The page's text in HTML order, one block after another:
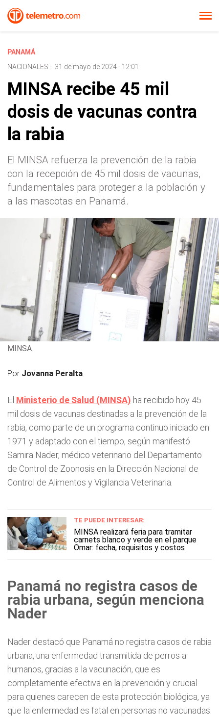
PANAMÁ
NACIONALES - 31 de mayo de 2024 - 12:01
MINSA recibe 45 mil
dosis de vacunas contra
la rabia
El MINSA refuerza la prevención de la rabia
con la recepción de 45 mil dosis de vacunas,
fundamentales para proteger a la población y
a las mascotas en Panamá.
MINSA
Por Jovanna Peralta
El Ministerio de Salud (MINSA) ha recibido hoy 45
mil dosis de vacunas destinadas a la prevención de la
rabia, como parte de un programa continuo iniciado en
1971 y adaptado con el tiempo, según manifestó
Samira Nader, médico veterinario del Departamento
de Control de Zoonosis en la Dirección Nacional de
Control de Alimentos y Vigilancia Veterinaria.
TE PUEDE INTERESAR:
MINSA realizará feria para tramitar
carnets blanco y verde en el parque
Omar: fecha, requisitos y costos
Panamá no registra casos de
rabia urbana, según menciona
Nader
Nader destacó que Panamá no registra casos de rabia
urbana, una enfermedad transmitida de perros a
humanos, gracias a la vacunación, que es
completamente efectiva en la prevención y crucial
para quienes carecen de esta protección biológica, ya
que la enfermedad es fatal en personas no vacunadas.